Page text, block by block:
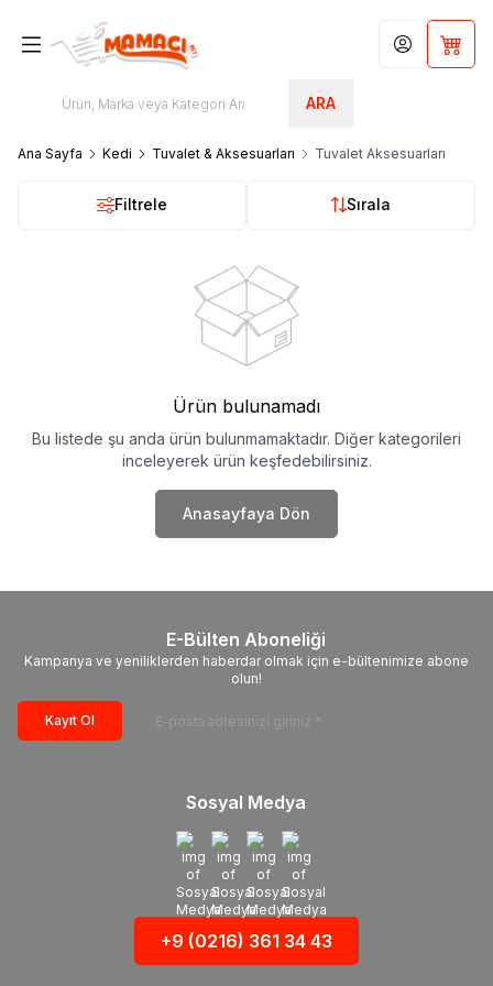
ARA
Hesabım
Ana Sayfa Kedi Tuvalet & Aksesuarları Tuvalet Aksesuarları
Filtrele Sırala
Ürün bulunamadı
Bu listede şu anda ürün bulunmamaktadır. Diğer kategorileri
inceleyerek ürün keşfedebilirsiniz.
Anasayfaya Dön
E-Bülten Aboneliği
Kampanya ve yeniliklerden haberdar olmak için e-bültenimize abone
olun!
Kayıt Ol
Sosyal Medya
+9 (0216) 361 34 43